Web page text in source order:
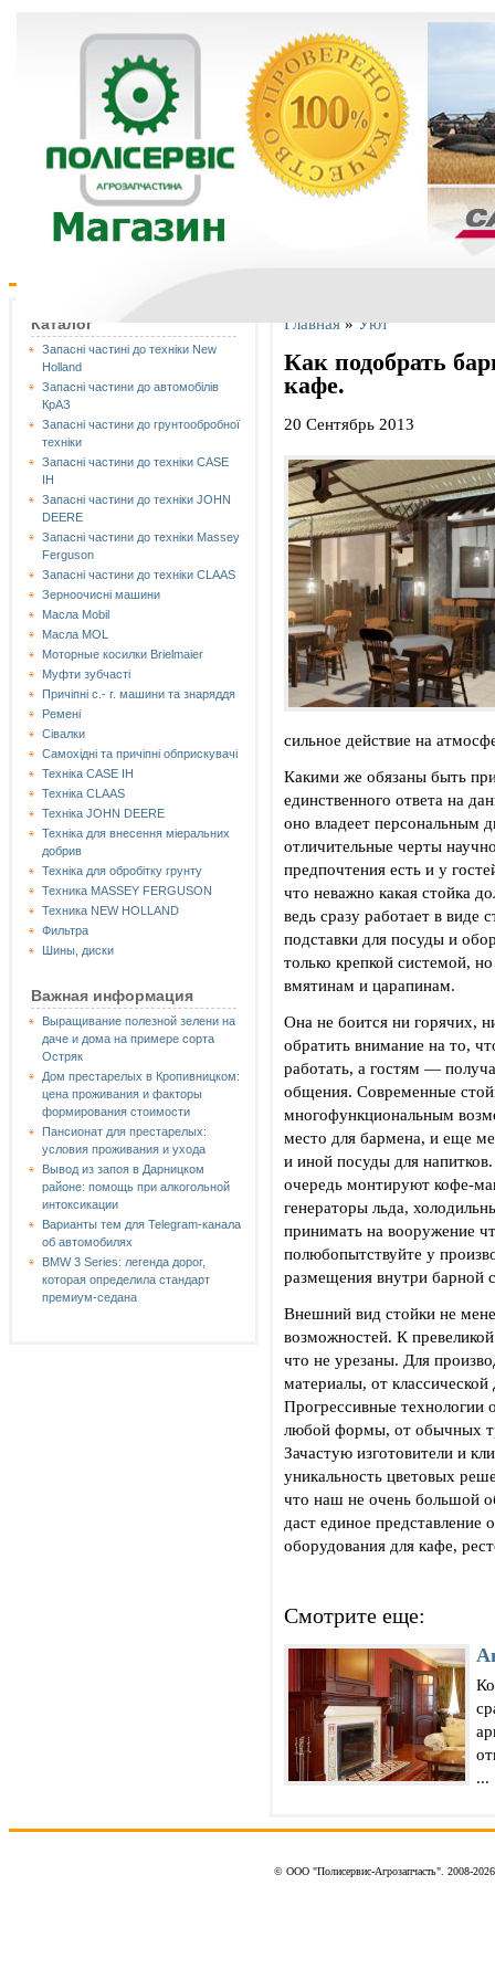
Каталог
Запасні частині до техніки New
Holland
Запасні частини до автомобілів
КрАЗ
Запасні частини до грунтообробної
техніки
Запасні частини до техніки CASE
IH
Запасні частини до техніки JOHN
DEERE
Запасні частини до техніки Massey
Ferguson
Запасні частини до техніки СLAAS
Зерноочисні машини
Масла Mobil
Масла MOL
Моторные косилки Brielmaier
Муфти зубчасті
Причіпні с.- г. машини та знаряддя
Ремені
Сівалки
Самохідні та причіпні обприскувачі
Техніка CASE IH
Техніка CLAAS
Техніка JOHN DEERE
Техніка для внесення міеральних
добрив
Техніка для обробітку грунту
Техника MASSEY FERGUSON
Техника NEW HOLLAND
Фильтра
Шины, диски
Важная информация
Выращивание полезной зелени на
даче и дома на примере сорта
Остряк
Дом престарелых в Кропивницком:
цена проживания и факторы
формирования стоимости
Пансионат для престарелых:
условия проживания и ухода
Вывод из запоя в Дарницком
районе: помощь при алкогольной
интоксикации
Варианты тем для Telegram-канала
об автомобилях
BMW 3 Series: легенда дорог,
которая определила стандарт
премиум-седана
Главная»Уют
Как подобрать
кафе.
20 Сентябрь 2013
сильное действие на
Какими же обязаны быть
единственного ответа на
оно владеет персональным
отличительные черты
предпочтения есть и у
что неважно какая стойка
ведь сразу работает в виде
подставки для посуды и
только крепкой системой,
вмятинам и царапинам.
Она не боится ни горячих,
обратить внимание на то,
работать, а гостям —
общения. Современные
многофункциональным
место для бармена, и еще
и иной посуды для
очередь монтируют кофе-
генераторы льда,
принимать на вооружение
полюбопытствуйте у
размещения внутри барной
Внешний вид стойки не
возможностей. К
что не урезаны. Для
материалы, от
Прогрессивные технологии
любой формы, от обычных
Зачастую изготовители и
уникальность цветовых
что наш не очень большой
даст единое представление
оборудования для кафе,
Смотрите еще:
...
© ООО "Полисервис-Агрозапчасть". 2008-